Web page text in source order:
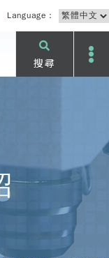
Language：
搜尋